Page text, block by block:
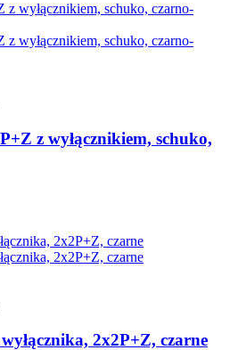
z wyłącznikiem, schuko,
2x2P+Z, czarne